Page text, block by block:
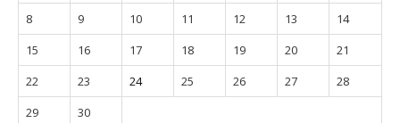
8
9 10 11 12 13
14
15
16 17 18 19 20
21
22
23 24 25 26 27
28
29
30